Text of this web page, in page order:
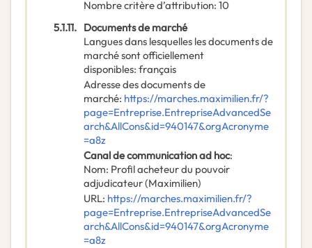
Nombre critère d’attribution: 10
5.1.11. Documents de marché
Langues dans lesquelles les documents de
marché sont officiellement
disponibles: français
Adresse des documents de
marché: https://marches.maximilien.fr/?
page=Entreprise.EntrepriseAdvancedSe
arch&AllCons&id=940147&orgAcronyme
=a8z
Canal de communication ad hoc:
Nom: Profil acheteur du pouvoir
adjudicateur (Maximilien)
URL: https://marches.maximilien.fr/?
page=Entreprise.EntrepriseAdvancedSe
arch&AllCons&id=940147&orgAcronyme
=a8z